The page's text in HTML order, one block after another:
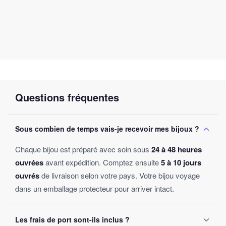
Questions fréquentes
Sous combien de temps vais-je recevoir mes bijoux ?
Chaque bijou est préparé avec soin sous 24 à 48 heures
ouvréesavant expédition. Comptez ensuite5 à 10 jours
ouvrésde livraison selon votre pays. Votre bijou voyage
dans un emballage protecteur pour arriver intact.
Les frais de port sont-ils inclus ?